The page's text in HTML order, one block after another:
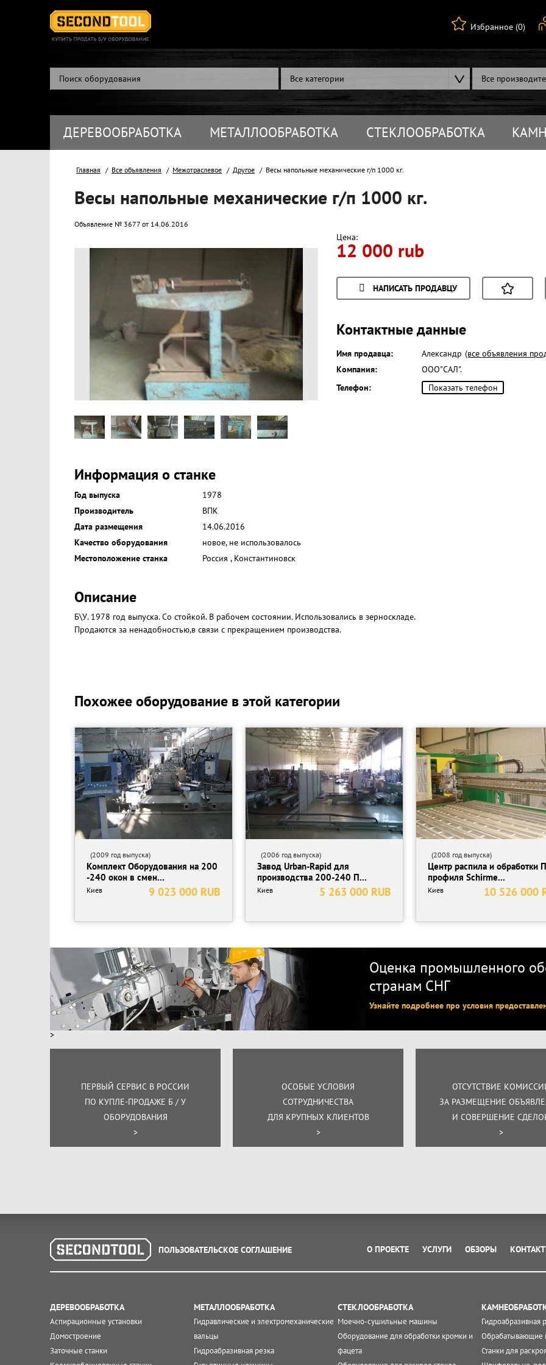
Избранное (0)
Все категории Все
ДЕРЕВООБРАБОТКА МЕТАЛЛООБРАБОТКА СТЕКЛООБРАБОТКА
Главная Все объявления Межотраслевое Другое Весы напольные механические г/п 1000 кг.
Весы напольные механические г/п 1000 кг.
Объявление № 3677 от 14.06.2016
Цена:
12 000 rub
НАПИСАТЬ ПРОДАВЦУ
Контактные данные
Имя продавца: Александр (все объявления
Компания:
ООО"САЛ".
Телефон:
Показать телефон
Информация о станке
Год выпуска
1978
Производитель
ВПК
Дата размещения
14.06.2016
Качество оборудования
новое, не использовалось
Местоположение станка
Россия , Константиновск
Описание
Б\У. 1978 год выпуска. Со стойкой. В рабочем состоянии. Использовались в зерноскладе.
Продаются за ненадобностью,в связи с прекращением производства.
Похожее оборудование в этой категории
(2009 год выпуска)
Комплект Оборудования на 200
-240 окон в смен...
9 023 000 RUB
Киев
(2006 год выпуска)
Завод Urban-Rapid для
производства 200-240 П...
5 263 000 RUB
Киев
(2008 год выпуска)
Центр распила и обработки
профиля Schirme...
10 526 000
Киев
Оценка промышленного
странам СНГ
Узнайте подробнее про условия
>
ПЕРВЫЙ СЕРВИС В РОССИИ
ПО КУПЛЕ-ПРОДАЖЕ Б / У
ОБОРУДОВАНИЯ
>
ОСОБЫЕ УСЛОВИЯ
СОТРУДНИЧЕСТВА
ДЛЯ КРУПНЫХ КЛИЕНТОВ
>
ОТСУТСТВИЕ
ЗА РАЗМЕЩЕНИЕ
И СОВЕРШЕНИЕ
>
ПОЛЬЗОВАТЕЛЬСКОЕ СОГЛАШЕНИЕ О ПРОЕКТЕ УСЛУГИ ОБЗОРЫ
ДЕРЕВООБРАБОТКА
Аспирационные установки
Домостроение
Заточные станки
МЕТАЛЛООБРАБОТКА
Гидравлические и электромеханические
вальцы
Гидроабразивная резка
СТЕКЛООБРАБОТКА
Моечно-сушильные машины
Оборудование для обработки кромки и
фацета
Гидроабразивная
Обрабатывающие
Станки для